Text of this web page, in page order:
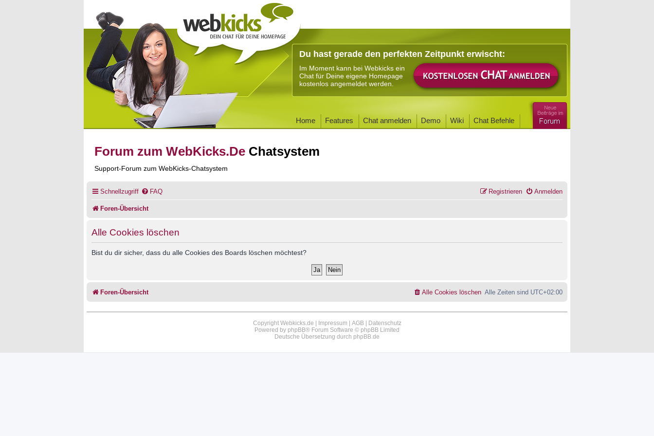
Du hast gerade den perfekten Zeitpunkt erwischt:
Im Moment kann bei Webkicks ein
Chat für Deine eigene Homepage
kostenlos angemeldet werden.
Home Features Chat anmelden Demo Wiki Chat Befehle
Forum zum WebKicks.De Chatsystem
Support-Forum zum WebKicks-Chatsystem
Schnellzugriff FAQ Anmelden
Registrieren
Foren-Übersicht
Alle Cookies löschen
Bist du dir sicher, dass du alle Cookies des Boards löschen möchtest?
Foren-Übersicht Alle Zeiten sind UTC+02:00
Alle Cookies löschen
Copyright Webkicks.de | Impressum AGB|
Datenschutz
Powered by phpBB® Forum Software © phpBB Limited
Deutsche Übersetzung durch phpBB.de